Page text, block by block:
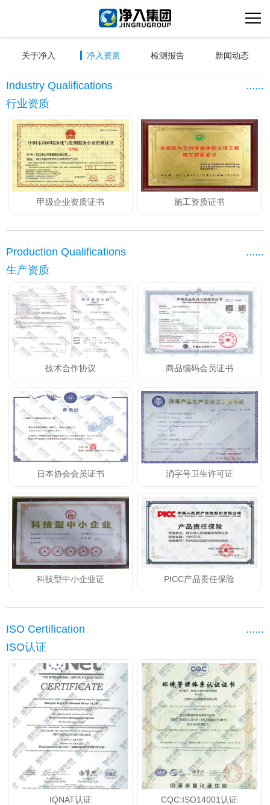
关于净入 净入资质 检测报告 新闻动态
Industry Qualifications
......
行业资质
甲级企业资质证书 施工资质证书
Production Qualifications
......
生产资质
技术合作协议 商品编码会员证书
日本协会会员证书 消字号卫生许可证
科技型中小企业证 PICC产品责任保险
ISO Certification
......
ISO认证
IQNAT认证 CQC:ISO14001认证